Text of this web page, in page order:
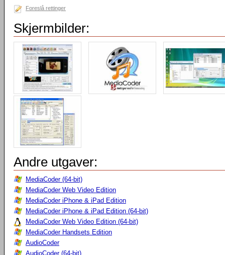
Foreslå rettinger
Skjermbilder:
Andre utgaver:
MediaCoder (64-bit)
MediaCoder Web Video Edition
MediaCoder iPhone & iPad Edition
MediaCoder iPhone & iPad Edition (64-bit)
MediaCoder Web Video Edition (64-bit)
MediaCoder Handsets Edition
AudioCoder
AudioCoder (64-bit)